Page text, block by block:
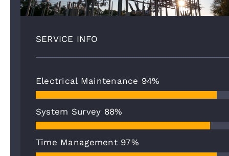
SERVICE INFO
Electrical Maintenance 94%
System Survey 88%
Time Management 97%